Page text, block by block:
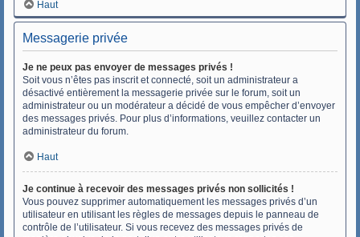
Haut
Messagerie privée
Je ne peux pas envoyer de messages privés !
Soit vous n’êtes pas inscrit et connecté, soit un administrateur a
désactivé entièrement la messagerie privée sur le forum, soit un
administrateur ou un modérateur a décidé de vous empêcher d’envoyer
des messages privés. Pour plus d’informations, veuillez contacter un
administrateur du forum.
Haut
Je continue à recevoir des messages privés non sollicités !
Vous pouvez supprimer automatiquement les messages privés d’un
utilisateur en utilisant les règles de messages depuis le panneau de
contrôle de l’utilisateur. Si vous recevez des messages privés de